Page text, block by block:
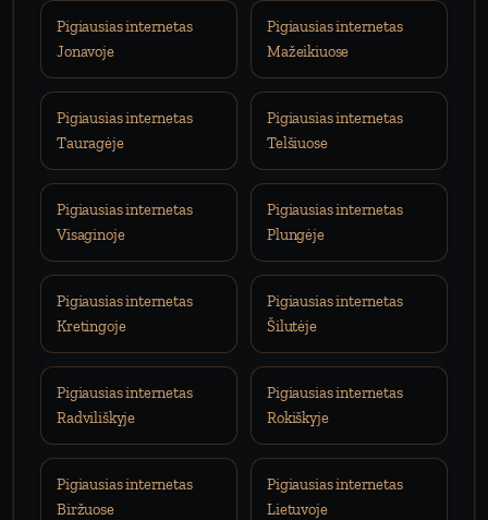
Pigiausias internetas
Jonavoje
Pigiausias internetas
Mažeikiuose
Pigiausias internetas
Tauragėje
Pigiausias internetas
Telšiuose
Pigiausias internetas
Visaginoje
Pigiausias internetas
Plungėje
Pigiausias internetas
Kretingoje
Pigiausias internetas
Šilutėje
Pigiausias internetas
Radviliškyje
Pigiausias internetas
Rokiškyje
Pigiausias internetas
Biržuose
Pigiausias internetas
Lietuvoje